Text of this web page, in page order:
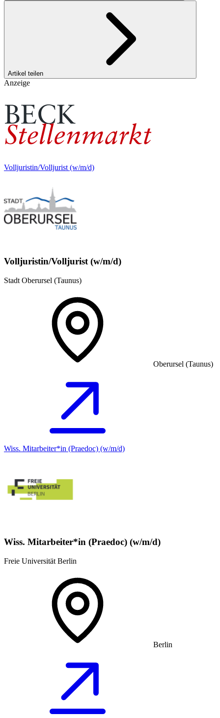
Artikel teilen
Anzeige
Volljuristin/Volljurist (w/m/d)
Volljuristin/Volljurist (w/m/d)
Stadt Oberursel (Taunus)
Oberursel (Taunus)
Wiss. Mitarbeiter*in (Praedoc) (w/m/d)
Wiss. Mitarbeiter*in (Praedoc) (w/m/d)
Freie Universität Berlin
Berlin